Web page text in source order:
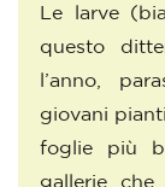
Le larve
questo
l’anno,
giovani
foglie più
gallerie che